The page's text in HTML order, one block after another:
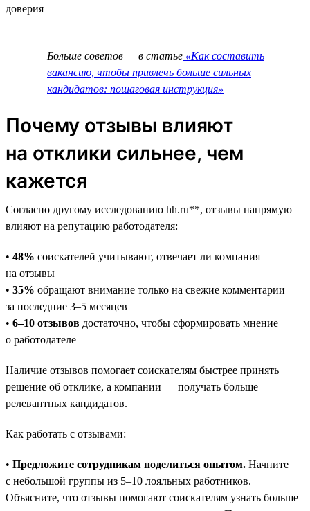
доверия
Больше советов — в статье «Как составить
вакансию, чтобы привлечь больше сильных
кандидатов: пошаговая инструкция»
Почему отзывы влияют
на отклики сильнее, чем
кажется
Согласно другому исследованию hh.ru**, отзывы напрямую
влияют на репутацию работодателя:
• 48% соискателей учитывают, отвечает ли компания
на отзывы
• 35% обращают внимание только на свежие комментарии
за последние 3–5 месяцев
• 6–10 отзывов достаточно, чтобы сформировать мнение
о работодателе
Наличие отзывов помогает соискателям быстрее принять
решение об отклике, а компании — получать больше
релевантных кандидатов.
Как работать с отзывами:
• Предложите сотрудникам поделиться опытом. Начните
с небольшой группы из 5–10 лояльных работников.
Объясните, что отзывы помогают соискателям узнать больше